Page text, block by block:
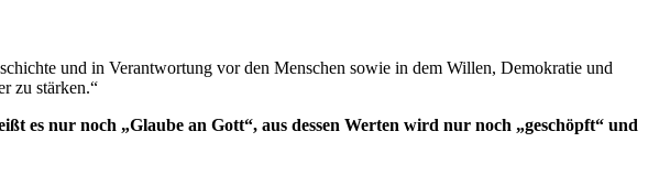
und in Verantwortung vor den Menschen sowie in dem Willen, Demokratie und
zu stärken.“
es nur noch „Glaube an Gott“, aus dessen Werten wird nur noch „geschöpft“ und